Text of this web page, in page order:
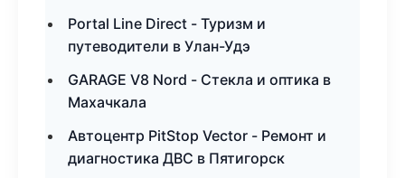
Portal Line Direct - Туризм и
путеводители в Улан-Удэ
GARAGE V8 Nord - Стекла и оптика в
Махачкала
Автоцентр PitStop Vector - Ремонт и
диагностика ДВС в Пятигорск